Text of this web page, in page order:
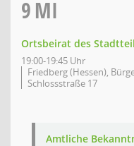
9MI
Ortsbeirat des
19:00-19:45 Uhr
Friedberg (Hessen),
Schlossstraße 17
Amtliche